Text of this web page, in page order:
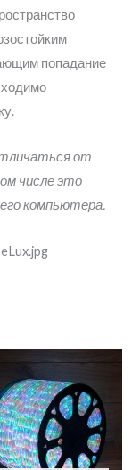
попадание
от
числе это
компьютера.